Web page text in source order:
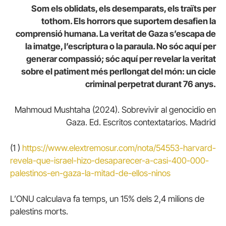
Som els oblidats, els desemparats, els traïts per
tothom. Els horrors que suportem desafien la
comprensió humana. La veritat de Gaza s’escapa de
la imatge, l’escriptura o la paraula. No sóc aquí per
generar compassió; sóc aquí per revelar la veritat
sobre el patiment més perllongat del món: un cicle
criminal perpetrat durant 76 anys.
Mahmoud Mushtaha (2024). Sobrevivir al genocidio en
Gaza. Ed. Escritos contextatarios. Madrid
(1 ) https://www.elextremosur.com/nota/54553-harvard-
revela-que-israel-hizo-desaparecer-a-casi-400-000-
palestinos-en-gaza-la-mitad-de-ellos-ninos
L’ONU calculava fa temps, un 15% dels 2,4 milions de
palestins morts.